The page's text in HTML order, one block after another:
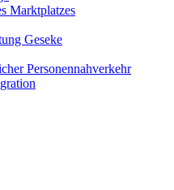
Marktplatzes
Geseke
Personennahverkehr